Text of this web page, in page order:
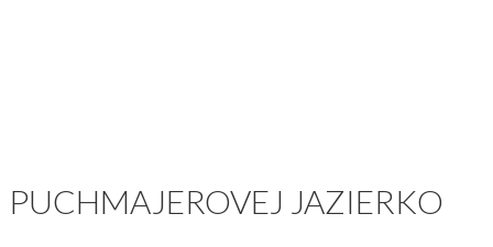
PUCHMAJEROVEJ JAZIERKO